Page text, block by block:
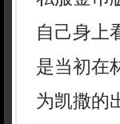
自己身上
是当初在
为凯撒的